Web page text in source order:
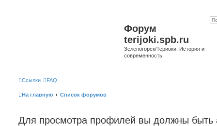
Форум
terijoki.spb.ru
Зеленогорск/Териоки. История и
современность.
Ссылки FAQ
На главную Список форумов
Для просмотра профилей вы должны быть